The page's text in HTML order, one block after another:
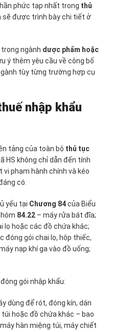
phức tạp nhất trong thủ
sẽ được trình bày chi tiết ở
trong ngành dược phẩm hoặc
ý thêm yêu cầu về công bố
tùy từng trường hợp cụ
nhập khẩu
tảng của toàn bộ thủ tục
HS không chỉ dẫn đến tính
phạm hành chính và kéo
có.
yếu tại Chương 84của Biểu
84.22 – máy rửa bát đĩa;
lọ hoặc các đồ chứa khác;
đóng gói chai lọ, hộp thiếc,
nạp khí ga vào đồ uống;
gói nhập khẩu:
dùng để rót, đóng kín, dán
hoặc đồ chứa khác – bao
hàn miệng túi, máy chiết